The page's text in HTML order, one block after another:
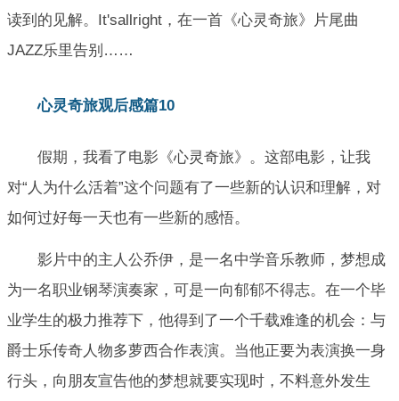
读到的见解。It'sallright，在一首《心灵奇旅》片尾曲
JAZZ乐里告别……
心灵奇旅观后感篇10
假期，我看了电影《心灵奇旅》。这部电影，让我
对“人为什么活着”这个问题有了一些新的认识和理解，对
如何过好每一天也有一些新的感悟。
影片中的主人公乔伊，是一名中学音乐教师，梦想成
为一名职业钢琴演奏家，可是一向郁郁不得志。在一个毕
业学生的极力推荐下，他得到了一个千载难逢的机会：与
爵士乐传奇人物多萝西合作表演。当他正要为表演换一身
行头，向朋友宣告他的梦想就要实现时，不料意外发生